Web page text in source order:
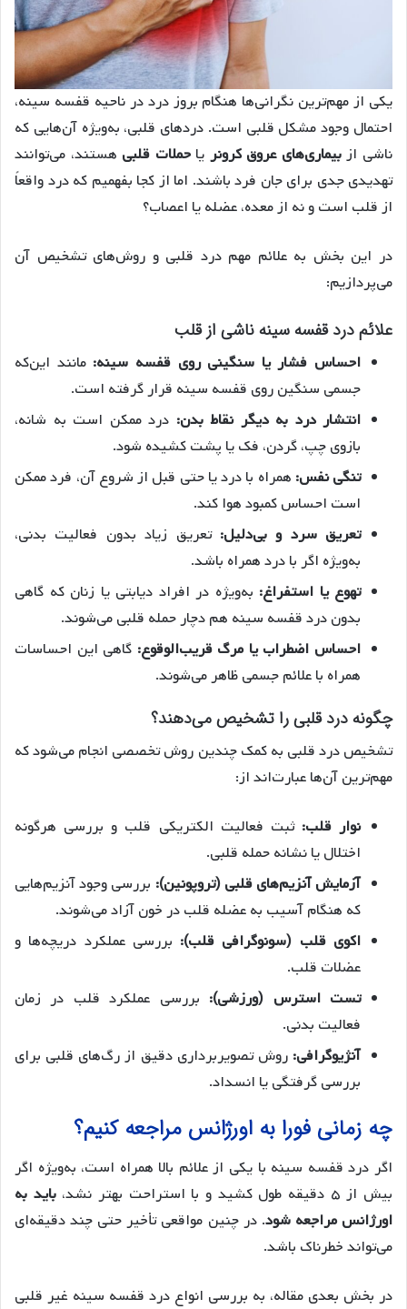
یکی از مهم‌ترین نگرانی‌ها هنگام بروز درد در ناحیه قفسه سینه،
احتمال وجود مشکل قلبی است. دردهای قلبی، به‌ویژه آن‌هایی که
ناشی ازبیماری‌های عروق کرونر یاحملات قلبی هستند، می‌توانند
تهدیدی جدی برای جان فرد باشند. اما از کجا بفهمیم که درد واقعاً
از قلب است و نه از معده، عضله یا اعصاب؟
در این بخش به علائم مهم درد قلبی و روش‌های تشخیص آن
می‌پردازیم:
علائم درد قفسه سینه ناشی از قلب
احساس فشار یا سنگینی روی قفسه سینه: مانند این‌که
جسمی سنگین روی قفسه سینه قرار گرفته است.
انتشار درد به دیگر نقاط بدن: درد ممکن است به شانه،
بازوی چپ، گردن، فک یا پشت کشیده شود.
تنگی نفس: همراه با درد یا حتی قبل از شروع آن، فرد ممکن
است احساس کمبود هوا کند.
تعریق سرد و بی‌دلیل: تعریق زیاد بدون فعالیت بدنی،
به‌ویژه اگر با درد همراه باشد.
تهوع یا استفراغ: به‌ویژه در افراد دیابتی یا زنان که گاهی
بدون درد قفسه سینه هم دچار حمله قلبی می‌شوند.
احساس اضطراب یا مرگ قریب‌الوقوع: گاهی این احساسات
همراه با علائم جسمی ظاهر می‌شوند.
چگونه درد قلبی را تشخیص می‌دهند؟
تشخیص درد قلبی به کمک چندین روش تخصصی انجام می‌شود که
مهم‌ترین آن‌ها عبارت‌اند از:
نوار قلب: ثبت فعالیت الکتریکی قلب و بررسی هرگونه
اختلال یا نشانه حمله قلبی.
آزمایش آنزیم‌های قلبی (تروپونین): بررسی وجود آنزیم‌هایی
که هنگام آسیب به عضله قلب در خون آزاد می‌شوند.
اکوی قلب (سونوگرافی قلب): بررسی عملکرد دریچه‌ها و
عضلات قلب.
تست استرس (ورزشی): بررسی عملکرد قلب در زمان
فعالیت بدنی.
آنژیوگرافی: روش تصویربرداری دقیق از رگ‌های قلبی برای
بررسی گرفتگی یا انسداد.
چه زمانی فورا به اورژانس مراجعه کنیم؟
اگر درد قفسه سینه با یکی از علائم بالا همراه است، به‌ویژه اگر
بیش از ۵ دقیقه طول کشید و با استراحت بهتر نشد،
باید به
اورژانس مراجعه شود. در چنین مواقعی تأخیر حتی چند دقیقه‌ای
می‌تواند خطرناک باشد.
در بخش بعدی مقاله، به بررسی انواع درد قفسه سینه غیر قلبی